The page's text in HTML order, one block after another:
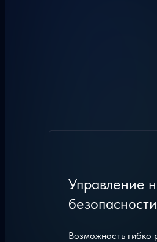
Управление
безопасности
Возможность гибко